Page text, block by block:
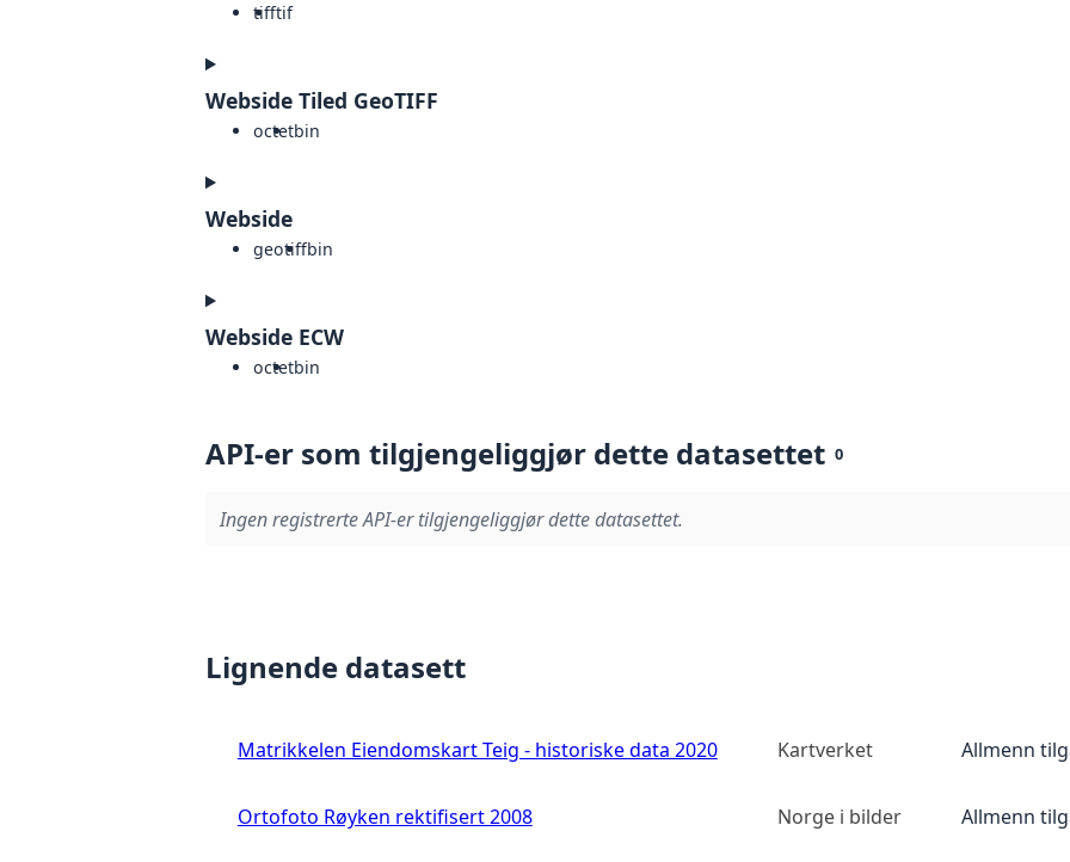
tifftif
Webside Tiled GeoTIFF
octetbin
Webside
geotiffbin
Webside ECW
octetbin
API-er som tilgjengeliggjør dette datasettet 0
Ingen registrerte API-er tilgjengeliggjør dette datasettet.
Lignende datasett
Matrikkelen Eiendomskart Teig - historiske data 2020 Kartverket Allmenn
Ortofoto Røyken rektifisert 2008 Norge i bilder Allmenn